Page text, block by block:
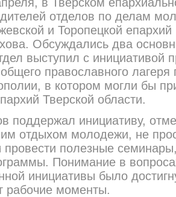
отделов по делам
и Торопецкой
Обсуждались два
выступил с инициативой
православного
в котором могли бы
Тверской области.
поддержал инициативу,
отдыхом молодежи, не
провести полезные
Понимание в
инициативы было
рабочие моменты.